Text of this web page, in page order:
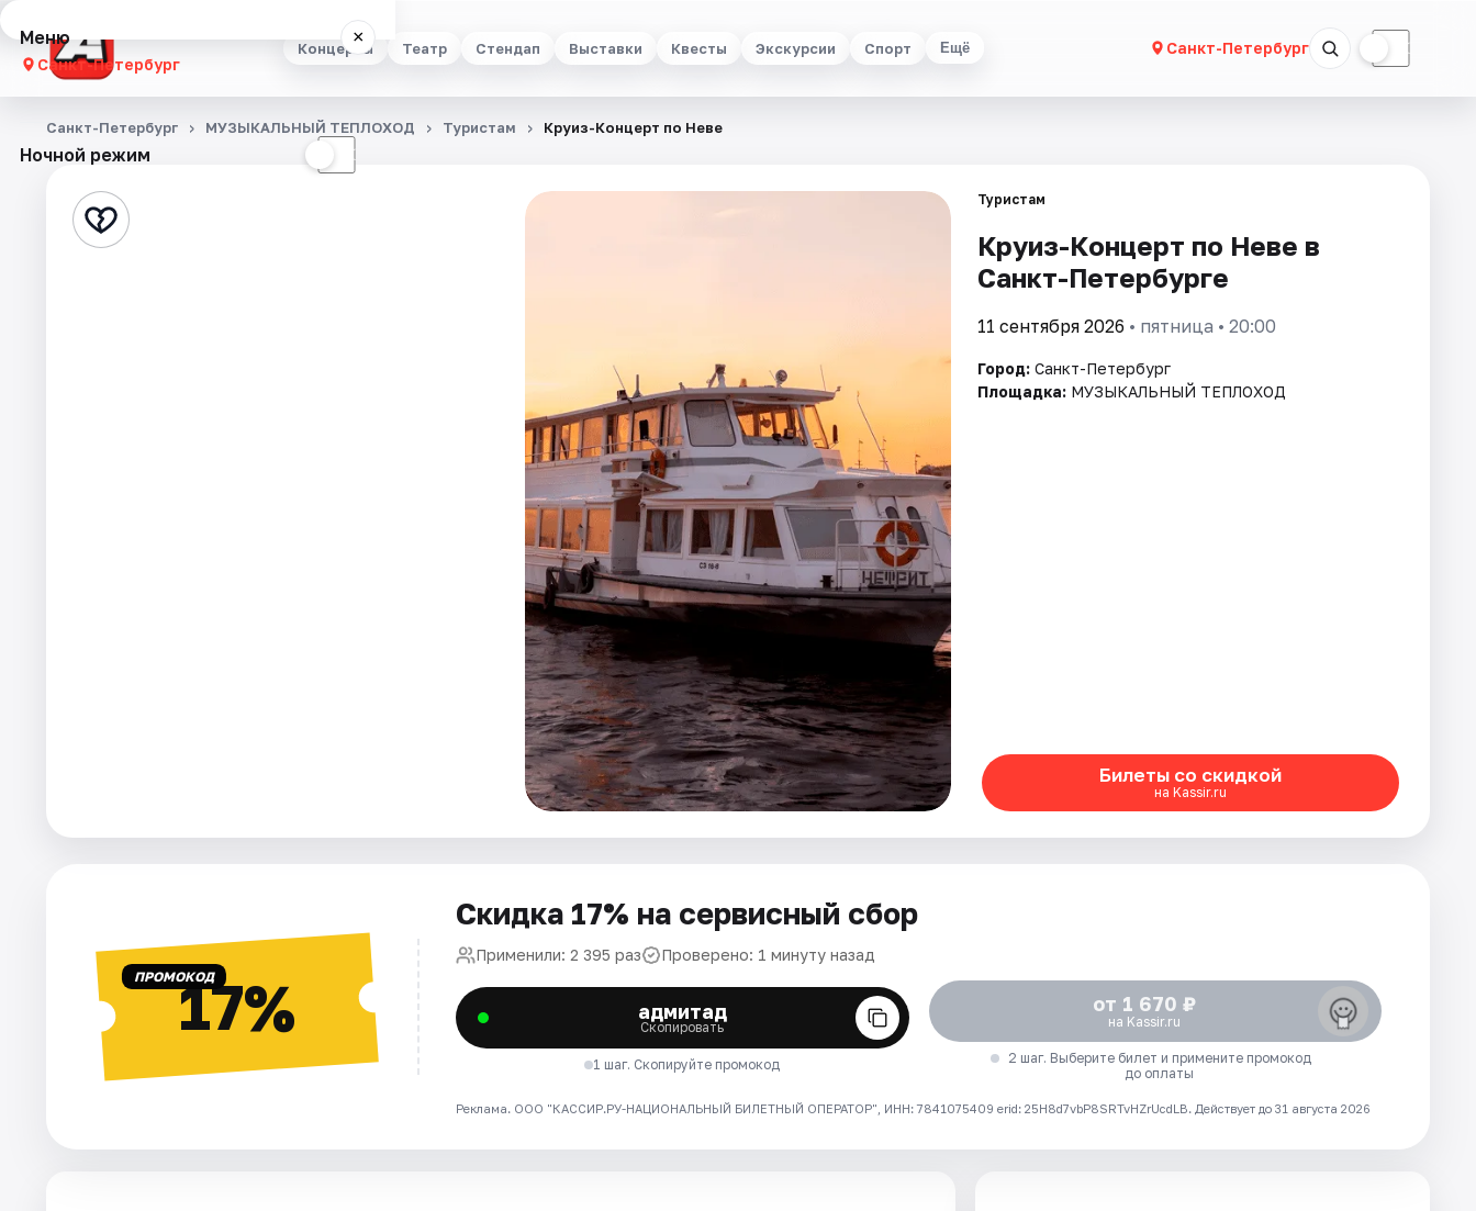
Концерты Театр Стендап Выставки Квесты Экскурсии Спорт Ещё Санкт-Петербург ☾
Меню ×
Санкт-Петербург
Концерты
Стендап
Ночной режим ☾
Санкт-Петербург МУЗЫКАЛЬНЫЙ ТЕПЛОХОД Туристам Круиз-Концерт по Неве
Туристам
Круиз-Концерт по Неве в
Санкт-Петербурге
11 сентября 2026 • пятница • 20:00
Город: Санкт-Петербург
Площадка: МУЗЫКАЛЬНЫЙ ТЕПЛОХОД
Билеты со скидкой
на Kassir.ru
ПРОМОКОД17%
Скидка 17% на сервисный сбор
Применили: 2 395 раз Проверено: 1 минуту назад
адмитад
Скопировать
1 шаг. Скопируйте промокод
от 1 670 ₽
на Kassir.ru
2 шаг. Выберите билет и примените промокод
до оплаты
Реклама. ООО "КАССИР.РУ-НАЦИОНАЛЬНЫЙ БИЛЕТНЫЙ ОПЕРАТОР", ИНН: 7841075409 erid: 25H8d7vbP8SRTvHZrUcdLB. Действует до 31 августа 2026